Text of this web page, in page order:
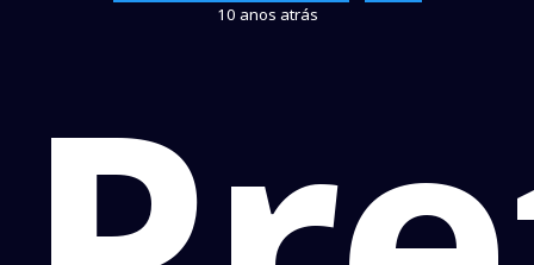
10 anos atrás